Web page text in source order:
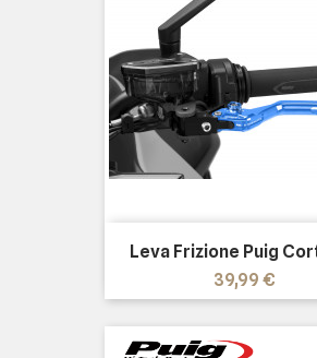
Leva Frizione Puig
Prezzo
39,99 €